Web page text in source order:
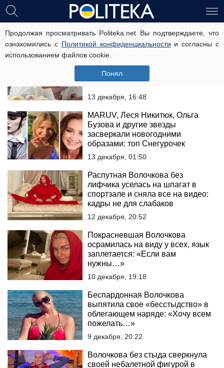
Продолжая просматривать Politeka.net Вы подтверждаете, что
ознакомились с Политикой конфиденциальности и согласны с
использованием файлов cookie.
Понял
Анастасия Волочкова
Хвастливая Волочкова
показалась без лифчика возле
новогодней елки: "У нас дома
большая..."
13 декабря, 16:48
MARUV, Леся Никитюк, Ольга
Бузова и другие звезды
засверкали новогодними
образами: топ Снегурочек
13 декабря, 01:50
Распутная Волочкова без
лифчика уселась на шпагат в
спортзале и сняла все на видео:
кадры не для слабаков
12 декабря, 20:52
Покрасневшая Волочкова
осрамилась на виду у всех, язык
заплетается: «Если вам
нужны…»
10 декабря, 19:18
Беспардонная Волочкова
выпятила свое «бесстыдство» в
облегающем наряде: «Хочу всем
пожелать…»
9 декабря, 20:22
Волочкова без стыда сверкнула
своей небалетной фигурой в